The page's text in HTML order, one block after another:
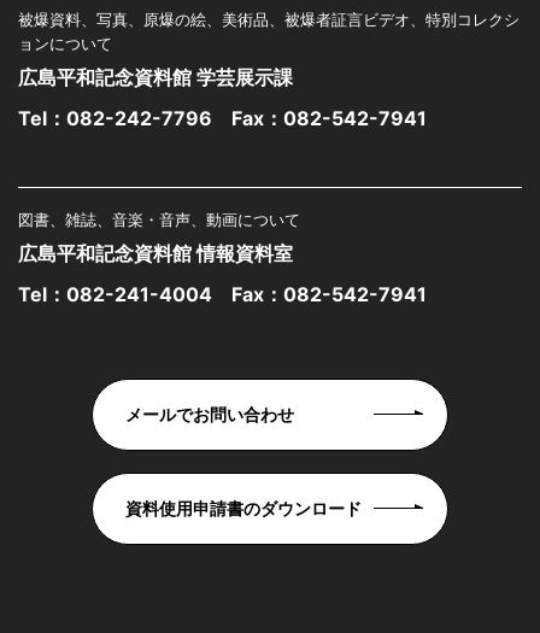
被爆資料、写真、原爆の絵、美術品、被爆者証言ビデオ、特別コレクシ
ョンについて
広島平和記念資料館 学芸展示課
Tel： 082-242-7796 Fax：082-542-7941
図書、雑誌、音楽・音声、動画について
広島平和記念資料館 情報資料室
Tel： 082-241-4004 Fax：082-542-7941
メールでお問い合わせ
資料使用申請書のダウンロード